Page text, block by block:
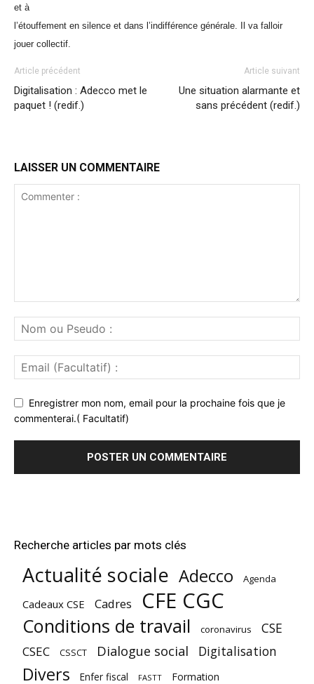
et à
l’étouffement en silence et dans l’indifférence générale. Il va falloir
jouer collectif.
Article précédent
Digitalisation : Adecco met le
paquet ! (redif.)
Article suivant
Une situation alarmante et
sans précédent (redif.)
LAISSER UN COMMENTAIRE
Enregistrer mon nom, email pour la prochaine fois que je
commenterai.( Facultatif)
Recherche articles par mots clés
Actualité sociale Adecco Agenda
Cadeaux CSE Cadres CFE CGC
Conditions de travail coronavirus CSE
CSEC CSSCT Dialogue social Digitalisation
Divers Enfer fiscal FASTT Formation